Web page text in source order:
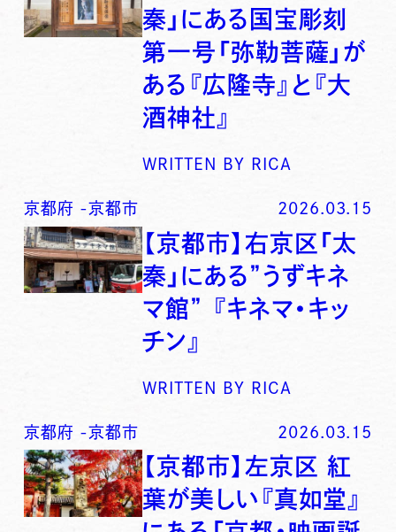
秦」にある国宝彫刻
第一号「弥勒菩薩」が
ある『広隆寺』と『大
酒神社』
WRITTEN BY RICA
京都府 -京都市 2026.03.15
【京都市】右京区「太
秦」にある”うずキネ
マ館” 『キネマ・キッ
チン』
WRITTEN BY RICA
京都府 -京都市 2026.03.15
【京都市】左京区 紅
葉が美しい『真如堂』